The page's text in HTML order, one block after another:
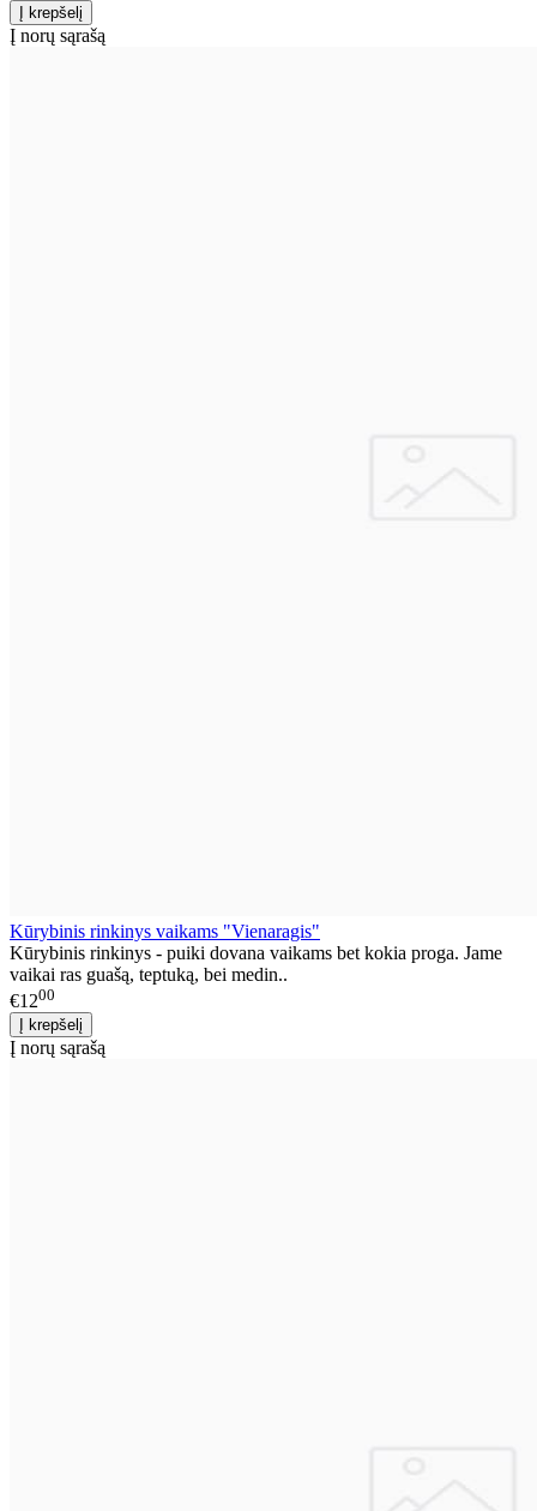
Į norų sąrašą
Kūrybinis rinkinys vaikams "Vienaragis"
Kūrybinis rinkinys - puiki dovana vaikams bet kokia proga. Jame
vaikai ras guašą, teptuką, bei medin..
€1200
Į norų sąrašą